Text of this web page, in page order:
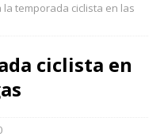
la temporada ciclista en las
ciclista en